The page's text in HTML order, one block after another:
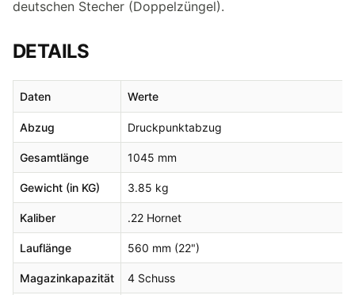
deutschen Stecher (Doppelzüngel).
DETAILS
Daten Werte
Abzug Druckpunktabzug
Gesamtlänge 1045 mm
Gewicht (in KG) 3.85 kg
Kaliber .22 Hornet
Lauflänge 560 mm (22")
Magazinkapazität 4 Schuss